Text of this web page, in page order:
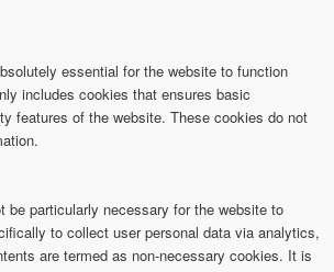
essential for the website to function
includes cookies that ensures basic
features of the website. These cookies do not
be particularly necessary for the website to
to collect user personal data via analytics,
are termed as non-necessary cookies. It is